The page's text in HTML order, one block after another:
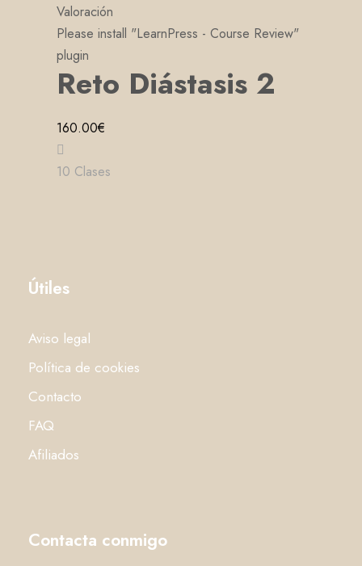
Valoración
Please install "LearnPress - Course Review"
plugin
Reto Diástasis 2
160.00€
10 Clases
Útiles
Aviso legal
Política de cookies
Contacto
FAQ
Afiliados
Contacta conmigo